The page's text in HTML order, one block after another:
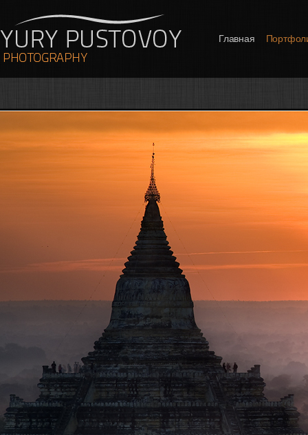
Главная